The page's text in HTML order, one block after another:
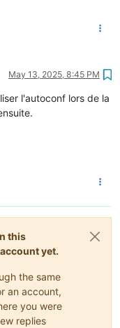
May 13, 2025, 8:45 PM
l'autoconf lors de la
this
yet.
the same
an account,
you were
replies